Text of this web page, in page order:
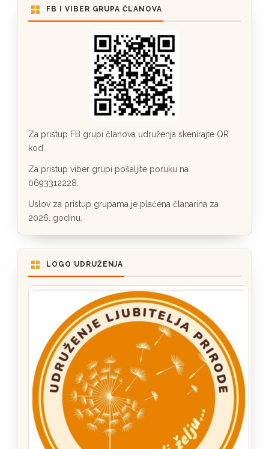
FB I VIBER GRUPA ČLANOVA
Za pristup FB grupi članova udruženja skenirajte QR
kod.
Za pristup viber grupi pošaljite poruku na
0693312228.
Uslov za pristup grupama je plaćena članarina za
2026. godinu.
LOGO UDRUŽENJA